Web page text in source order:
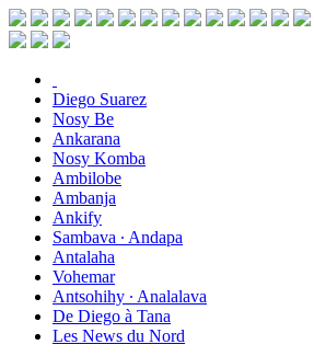
Diego Suarez
Nosy Be
Ankarana
Nosy Komba
Ambilobe
Ambanja
Ankify
Sambava ∙ Andapa
Antalaha
Vohemar
Antsohihy ∙ Analalava
De Diego à Tana
Les News du Nord